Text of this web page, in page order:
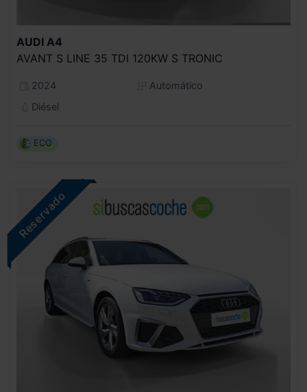
AUDI A4
AVANT S LINE 35 TDI 120KW S TRONIC
2024
Automático
Diésel
ECO